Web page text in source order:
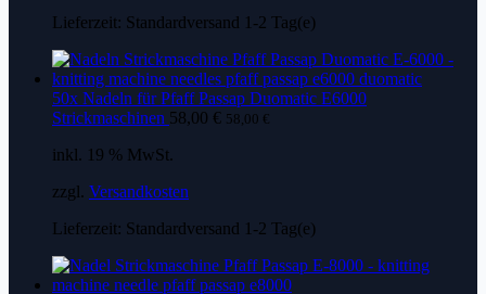
Lieferzeit: Standardversand 1-2 Tag(e)
50x Nadeln für Pfaff Passap Duomatic E6000
Strickmaschinen 58,00 € 58,00 €
inkl. 19 % MwSt.
zzgl. Versandkosten
Lieferzeit: Standardversand 1-2 Tag(e)